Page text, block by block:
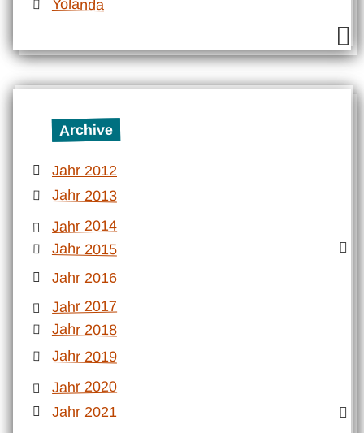
Yolanda
Archive
Jahr 2012
Jahr 2013
Jahr 2014
Jahr 2015
Jahr 2016
Jahr 2017
Jahr 2018
Jahr 2019
Jahr 2020
Jahr 2021